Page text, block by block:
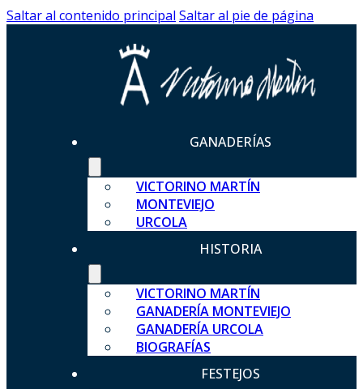
Saltar al contenido principal Saltar al pie de página
GANADERÍAS
VICTORINO MARTÍN
MONTEVIEJO
URCOLA
HISTORIA
VICTORINO MARTÍN
GANADERÍA MONTEVIEJO
GANADERÍA URCOLA
BIOGRAFÍAS
FESTEJOS